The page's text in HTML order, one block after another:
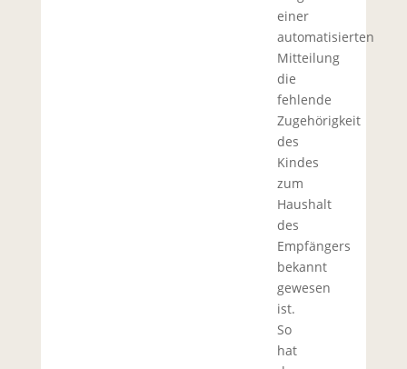
einer
automatisierten
Mitteilung
die
fehlende
Zugehörigkeit
des
Kindes
zum
Haushalt
des
Empfängers
bekannt
gewesen
ist.
So
hat